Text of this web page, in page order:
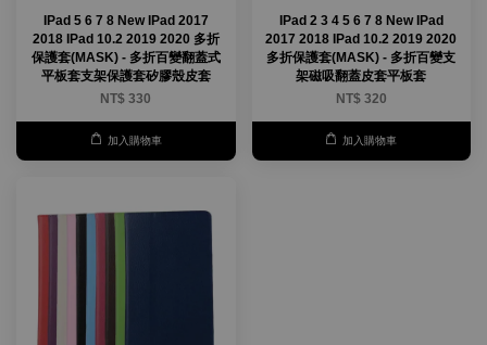
IPad 5 6 7 8 New IPad 2017
2018 IPad 10.2 2019 2020 多折
保護套(MASK) - 多折百變翻蓋式
平板套支架保護套矽膠殼皮套
NT$ 330
加入購物車
IPad 2 3 4 5 6 7 8 New IPad
2017 2018 IPad 10.2 2019 2020
多折保護套(MASK) - 多折百變支
架磁吸翻蓋皮套平板套
NT$ 320
加入購物車